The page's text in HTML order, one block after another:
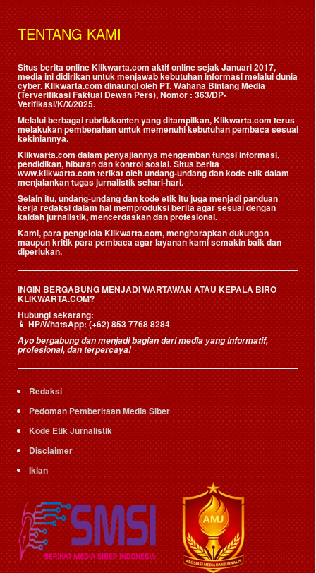
TENTANG KAMI
Situs berita online Klikwarta.com aktif online sejak Januari 2017,
media ini didirikan untuk menjawab kebutuhan informasi melalui dunia
cyber. Klikwarta.com dinaungi oleh PT. Wahana Bintang Media
(Terverifikasi Faktual Dewan Pers), Nomor : 363/DP-
Verifikasi/K/X/2025.
Melalui berbagai rubrik/konten yang ditampilkan, Klikwarta.com terus
melakukan pembenahan untuk memenuhi kebutuhan pembaca sesuai
kekiniannya.
Klikwarta.com dalam penyajiannya mengemban fungsi informasi,
pendidikan, hiburan dan kontrol sosial. Situs berita
www.klikwarta.com terikat oleh undang-undang dan kode etik dalam
menjalankan tugas jurnalistik sehari-hari.
Selain itu, undang-undang dan kode etik itu juga menjadi panduan
kerja redaksi dalam hal memproduksi berita agar sesuai dengan
kaidah jurnalistik, mencerdaskan dan profesional.
Kami, para pengelola Klikwarta.com, mengharapkan dukungan
maupun kritik para pembaca agar layanan kami semakin baik dan
diperlukan.
INGIN BERGABUNG MENJADI WARTAWAN ATAU KEPALA BIRO
KLIKWARTA.COM?
Hubungi sekarang:
📱HP/WhatsApp:(+62) 853 7768 8284
Ayo bergabung dan menjadi bagian dari media yang informatif,
profesional, dan terpercaya!
Redaksi
Pedoman Pemberitaan Media Siber
Kode Etik Jurnalistik
Disclaimer
Iklan